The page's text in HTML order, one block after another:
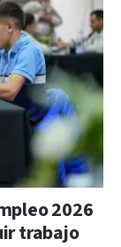
2026
trabajo